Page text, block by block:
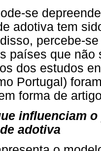
se
adotiva tem
percebe-
países que
dos estudos
Portugal)
forma de
influenciam
adotiva